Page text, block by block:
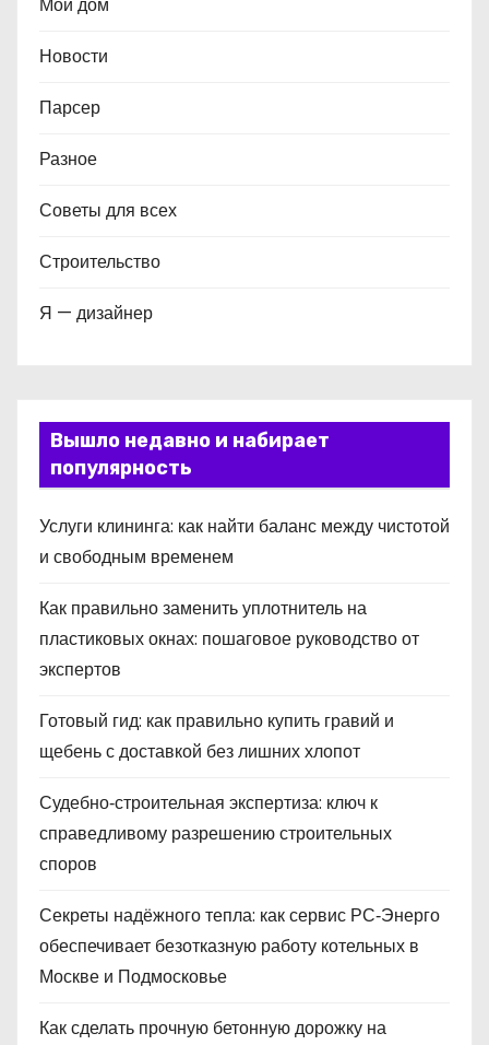
Мой дом
Новости
Парсер
Разное
Советы для всех
Строительство
Я — дизайнер
Вышло недавно и набирает
популярность
Услуги клининга: как найти баланс между чистотой
и свободным временем
Как правильно заменить уплотнитель на
пластиковых окнах: пошаговое руководство от
экспертов
Готовый гид: как правильно купить гравий и
щебень с доставкой без лишних хлопот
Судебно‑строительная экспертиза: ключ к
справедливому разрешению строительных
споров
Секреты надёжного тепла: как сервис РС‑Энерго
обеспечивает безотказную работу котельных в
Москве и Подмосковье
Как сделать прочную бетонную дорожку на